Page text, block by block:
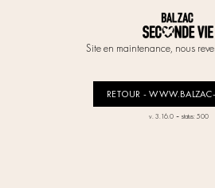
Site en maintenance, nous
RETOUR - WWW.BALZAC-
v. 3.16.0- status: 500